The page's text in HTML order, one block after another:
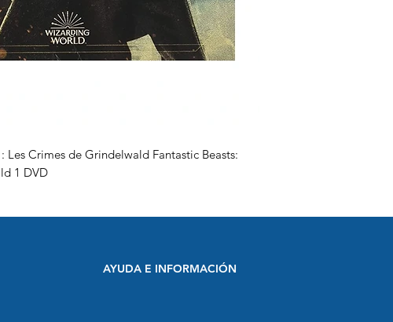
Les Crimes de Grindelwald Fantastic Beasts:
1 DVD
AYUDA E INFORMACIÓN